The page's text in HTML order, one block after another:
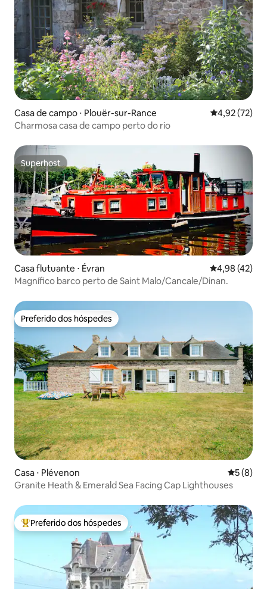
Casa de campo ⋅ Plouër-sur-Rance 4,92 de uma
4,92 (72)
Charmosa casa de campo perto do rio
Superhost
Superhost
Casa flutuante ⋅ Évran 4,98 de uma
4,98 (42)
Magnífico barco perto de Saint Malo/Cancale/Dinan.
Preferido dos hóspedes
Preferido dos hóspedes
Casa ⋅ Plévenon 5 de
5 (8)
Granite Heath & Emerald Sea Facing Cap Lighthouses
Entre os melhores preferidos dos hóspedes
Preferido dos hóspedes